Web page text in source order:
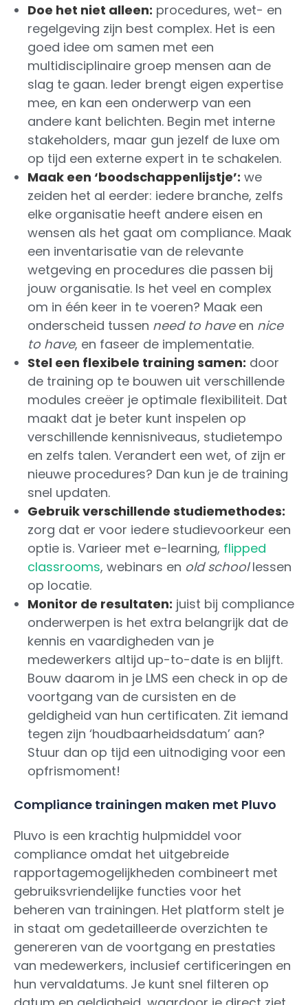
Doe het niet alleen: procedures, wet- en
regelgeving zijn best complex. Het is een
goed idee om samen met een
multidisciplinaire groep mensen aan de
slag te gaan. Ieder brengt eigen expertise
mee, en kan een onderwerp van een
andere kant belichten. Begin met interne
stakeholders, maar gun jezelf de luxe om
op tijd een externe expert in te schakelen.
Maak een ‘boodschappenlijstje’: we
zeiden het al eerder: iedere branche, zelfs
elke organisatie heeft andere eisen en
wensen als het gaat om compliance. Maak
een inventarisatie van de relevante
wetgeving en procedures die passen bij
jouw organisatie. Is het veel en complex
om in één keer in te voeren? Maak een
onderscheid tussen need to haveen nice
to have, en faseer de implementatie.
Stel een flexibele training samen: door
de training op te bouwen uit verschillende
modules creëer je optimale flexibiliteit. Dat
maakt dat je beter kunt inspelen op
verschillende kennisniveaus, studietempo
en zelfs talen. Verandert een wet, of zijn er
nieuwe procedures? Dan kun je de training
snel updaten.
Gebruik verschillende studiemethodes:
zorg dat er voor iedere studievoorkeur een
optie is. Varieer met e-learning, flipped
classrooms, webinars en old schoollessen
op locatie.
Monitor de resultaten: juist bij compliance
onderwerpen is het extra belangrijk dat de
kennis en vaardigheden van je
medewerkers altijd up-to-date is en blijft.
Bouw daarom in je LMS een check in op de
voortgang van de cursisten en de
geldigheid van hun certificaten. Zit iemand
tegen zijn ‘houdbaarheidsdatum’ aan?
Stuur dan op tijd een uitnodiging voor een
opfrismoment!
Compliance trainingen maken met Pluvo
Pluvo is een krachtig hulpmiddel voor
compliance omdat het uitgebreide
rapportagemogelijkheden combineert met
gebruiksvriendelijke functies voor het
beheren van trainingen. Het platform stelt je
in staat om gedetailleerde overzichten te
genereren van de voortgang en prestaties
van medewerkers, inclusief certificeringen en
hun vervaldatums. Je kunt snel filteren op